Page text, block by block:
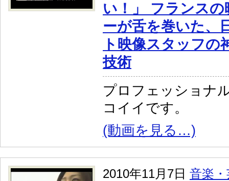
い！」 フランス
ーが舌を巻いた、
ト映像スタッフの
技術
プロフェッショナ
コイイです。
(動画を見る…)
2010年11月7日 音楽